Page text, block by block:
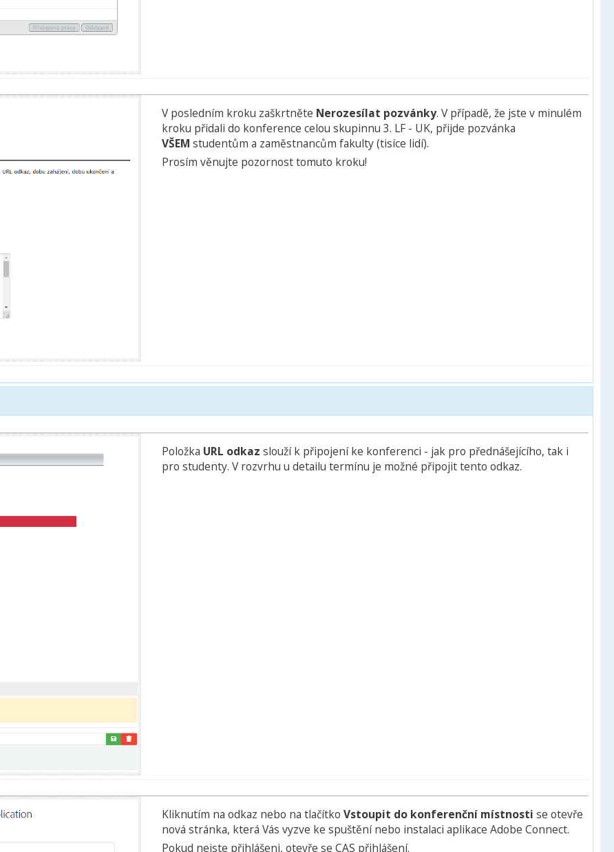
V posledním kroku zaškrtněte Nerozesílat pozvánky. V případě, že jste v minulém
kroku přidali do konference celou skupinnu 3. LF - UK, přijde pozvánka
VŠEM studentům a zaměstnancům fakulty (tisíce lidí).
Prosím věnujte pozornost tomuto kroku!
Položka URL odkaz slouží k připojení ke konferenci - jak pro přednášejícího, tak i
pro studenty. V rozvrhu u detailu termínu je možné připojit tento odkaz.
Kliknutím na odkaz nebo na tlačítko Vstoupit do konferenční místnosti se otevře
nová stránka, která Vás vyzve ke spuštění nebo instalaci aplikace Adobe Connect.
Pokud nejste přihlášeni, otevře se CAS přihlášení.